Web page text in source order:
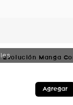
Agregar